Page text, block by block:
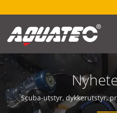
Scuba-utstyr, dykkerutstyr,